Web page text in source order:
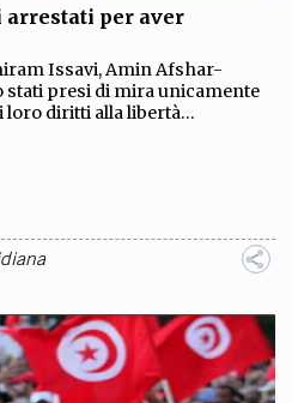
per aver
Issavi, Amin Afshar-
stati presi di mira unicamente
loro diritti alla libertà...